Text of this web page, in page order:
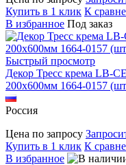
Купить в 1 клик К
В избранное Под заказ
Быстрый просмотр
Декор Тресс крема LB-
200x600мм 1664-0157
Россия
Цена по запросу
Купить в 1 клик К
В избранное